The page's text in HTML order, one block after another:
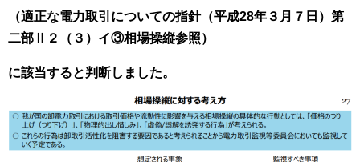
（適正な電力取引についての指針（平成28年３月７日）第
二部Ⅱ２（３）イ③相場操縦参照）
に該当すると判断しました。